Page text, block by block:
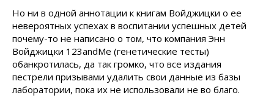
Но ни в одной аннотации к книгам Войджицки о ее
невероятных успехах в воспитании успешных детей
почему-то не написано о том, что компания Энн
Войджицки 123andMe (генетические тесты)
обанкротилась, да так громко, что все издания
пестрели призывами удалить свои данные из базы
лаборатории, пока их не использовали не во благо.